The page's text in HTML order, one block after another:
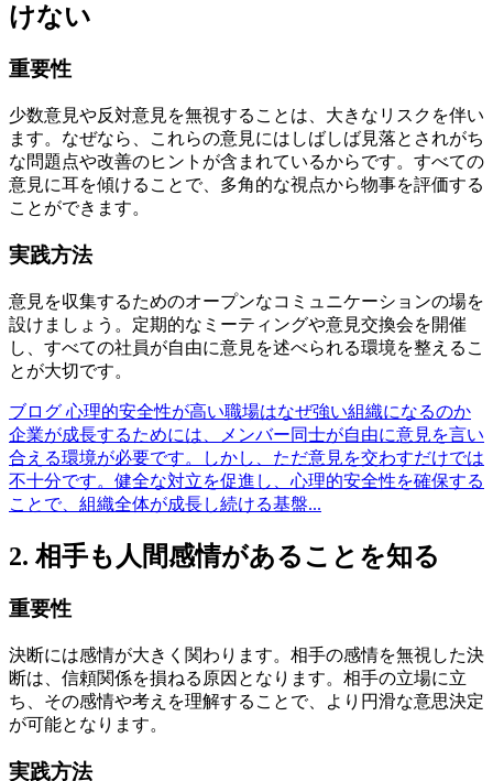
けない
重要性
少数意見や反対意見を無視することは、大きなリスクを伴い
ます。なぜなら、これらの意見にはしばしば見落とされがち
な問題点や改善のヒントが含まれているからです。すべての
意見に耳を傾けることで、多角的な視点から物事を評価する
ことができます。
実践方法
意見を収集するためのオープンなコミュニケーションの場を
設けましょう。定期的なミーティングや意見交換会を開催
し、すべての社員が自由に意見を述べられる環境を整えるこ
とが大切です。
ブログ 心理的安全性が高い職場はなぜ強い組織になるのか
企業が成長するためには、メンバー同士が自由に意見を言い
合える環境が必要です。しかし、ただ意見を交わすだけでは
不十分です。健全な対立を促進し、心理的安全性を確保する
ことで、組織全体が成長し続ける基盤...
2. 相手も人間感情があることを知る
重要性
決断には感情が大きく関わります。相手の感情を無視した決
断は、信頼関係を損ねる原因となります。相手の立場に立
ち、その感情や考えを理解することで、より円滑な意思決定
が可能となります。
実践方法